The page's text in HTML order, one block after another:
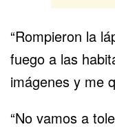
“Rompieron la
fuego a las
imágenes y me
“No vamos a